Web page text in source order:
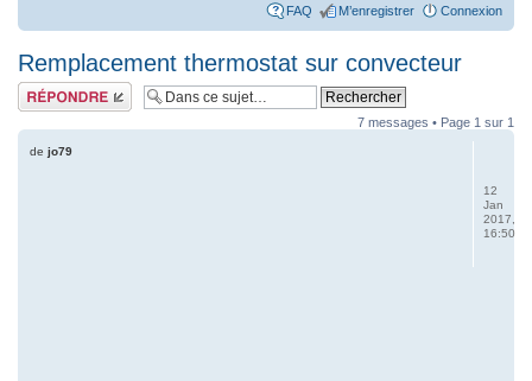
FAQ M’enregistrer Connexion
Remplacement thermostat sur convecteur
Répondre
7 messages • Page 1 sur 1
de jo79
12
Jan
2017,
16:50